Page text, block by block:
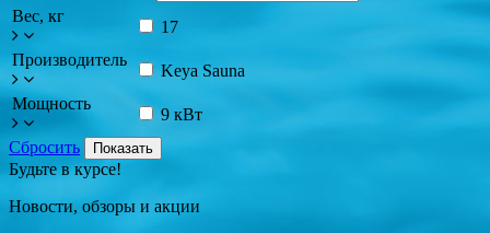
Вес, кг
17
Производитель
Keya Sauna
Мощность
9 кВт
Сбросить
Показать
Будьте в курсе!
Новости, обзоры и акции